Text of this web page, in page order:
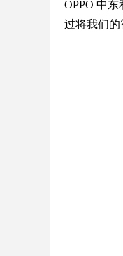
OPPO 中
过将我们